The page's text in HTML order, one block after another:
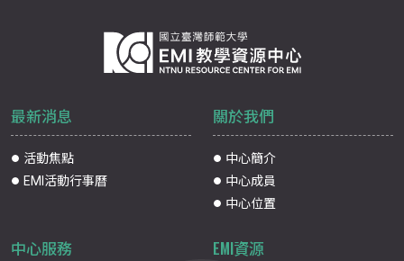
最新消息
活動焦點
EMI活動行事曆
關於我們
中心簡介
中心成員
中心位置
中心服務 EMI資源